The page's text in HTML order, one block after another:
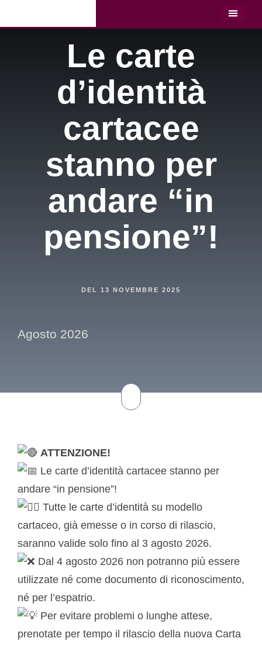
Le carte
d’identità
cartacee
stanno per
andare “in
pensione”!
Agosto 2026
DEL 13 NOVEMBRE 2025
ATTENZIONE!
Le carte d’identità cartacee stanno per
andare “in pensione”!
Tutte le carte d’identità su modello
cartaceo, già emesse o in corso di rilascio,
saranno valide solo fino al 3 agosto 2026.
Dal 4 agosto 2026 non potranno più essere
utilizzate né come documento di riconoscimento,
né per l’espatrio.
Per evitare problemi o lunghe attese,
prenotate per tempo il rilascio della nuova Carta